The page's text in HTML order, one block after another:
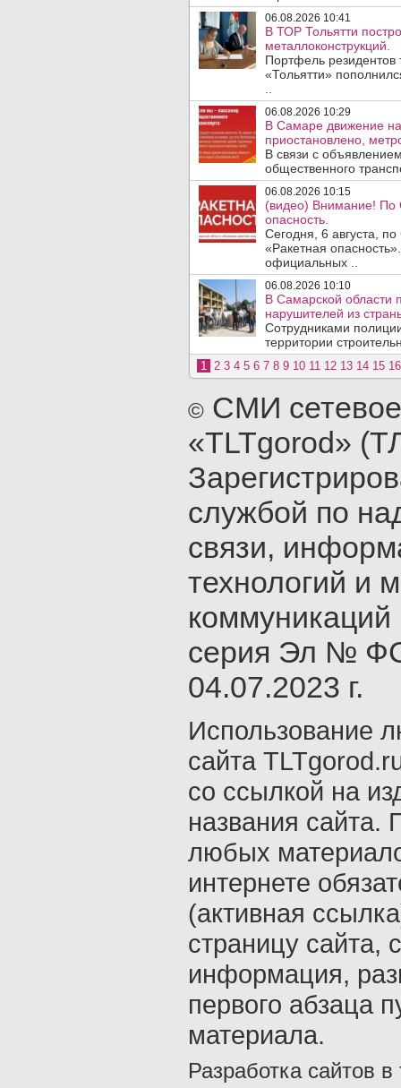
06.08.2026 10:41
В ТОР Тольятти
металлоконструкций.
Портфель
«Тольятти»
06.08.2026 10:29
В Самаре движение
приостановлено,
В связи с
общественного
06.08.2026 10:15
(видео) Внимание! По
опасность.
Сегодня, 6 августа,
«Ракетная
официальных ..
06.08.2026 10:10
В Самарской области
нарушителей из
Сотрудниками
территории
1 2 3 4 5 6 7 8 9 10 11 12 13 14 15 16
© СМИ
«TLTgorod»
службой по
связи,
технологий и
серия Эл №
04.07.2023 г.
Использование
сайта
со ссылкой на
названия сайта.
любых
интернете
(активная
страницу сайта,
информация,
первого абзаца
материала.
Разработка сайтов в